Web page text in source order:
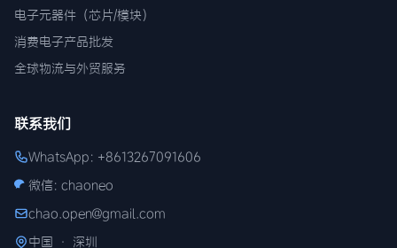
电子元器件（芯片/模块）
消费电子产品批发
全球物流与外贸服务
联系我们
WhatsApp: +8613267091606
微信: chaoneo
chao.open@gmail.com
中国 · 深圳